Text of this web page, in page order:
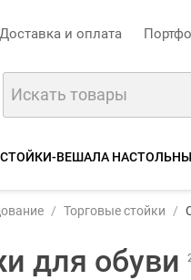
Доставка и оплата
СТОЙКИ-ВЕШАЛА
Торговые стойки
для обуви